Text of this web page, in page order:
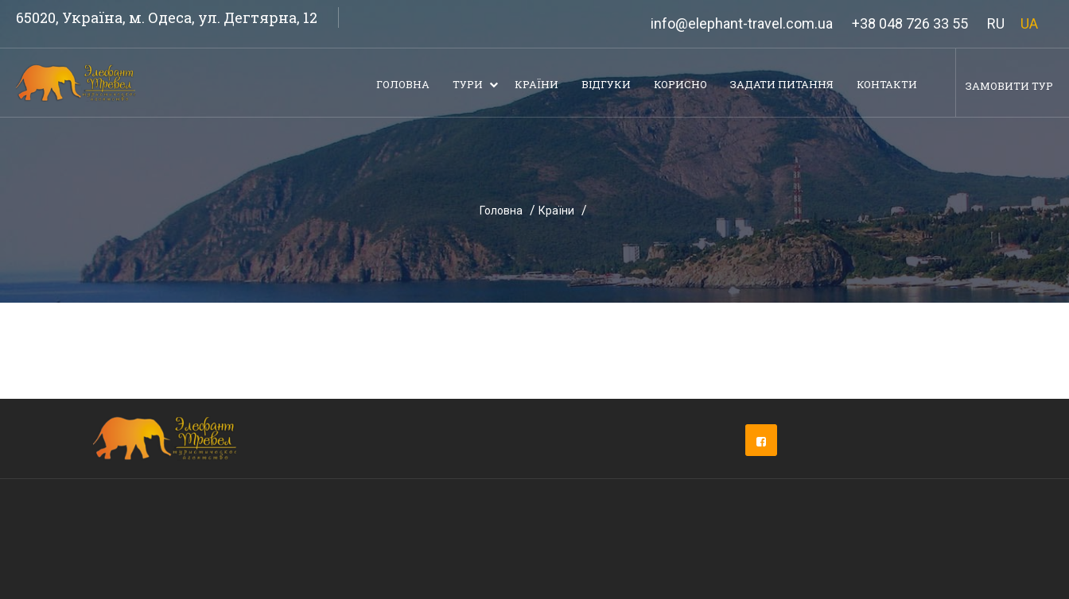
65020, Україна, м. Одеса, ул. Дегтярна, 12 info@elephant-travel.com.ua +38 048 726 33 55 RU UA
ЗАМОВИТИ ТУР
ГОЛОВНА ТУРИ КРАЇНИ ВІДГУКИ КОРИСНО ЗАДАТИ ПИТАННЯ КОНТАКТИ
Головна Країни